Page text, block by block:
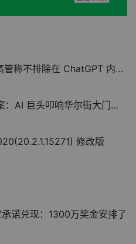
除在 ChatGPT 内插入广告的可能
尔街大门，与 Anthropic 的上市竞速开启
修改版
诺兑现：1300万奖金安排了